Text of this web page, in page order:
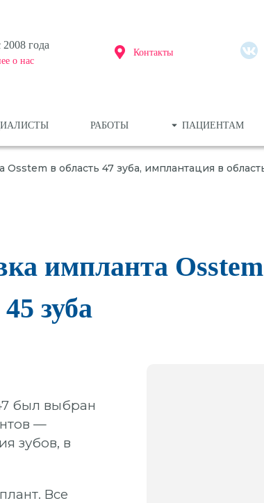
2008 года
о нас
Контакты
РАБОТЫ ПАЦИЕНТАМ
в область 47 зуба, имплантация в
импланта Osstem
зуба
был выбран
—
зубов, в
Все